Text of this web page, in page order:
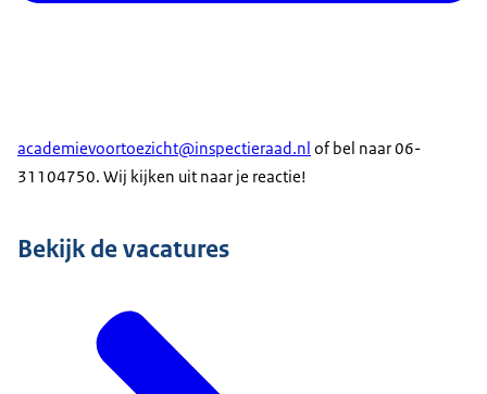
academievoortoezicht@inspectieraad.nl of bel naar 06-
31104750. Wij kijken uit naar je reactie!
Bekijk de vacatures